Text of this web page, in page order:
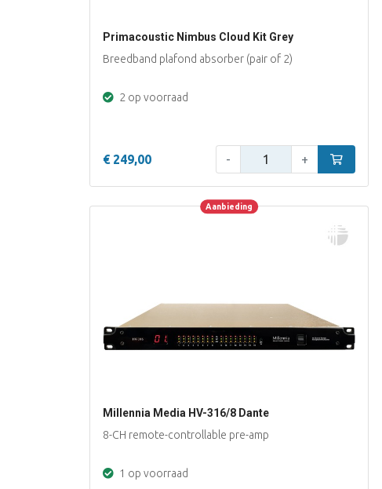
Primacoustic Nimbus Cloud Kit Grey
Breedband plafond absorber (pair of 2)
2 op voorraad
€ 249,00 - + In
Aanbieding Aanbieding
Millennia Media HV-316/8 Dante
8-CH remote-controllable pre-amp
1 op voorraad